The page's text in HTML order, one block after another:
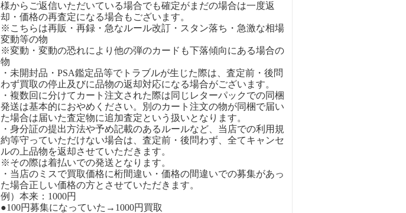
様からご返信いただいている場合でも確定がまだの場合は一度返
却・価格の再査定になる場合もございます。
※こちらは再販・再録・急なルール改訂・スタン落ち・急激な相場
変動等の物
※変動・変動の恐れにより他の弾のカードも下落傾向にある場合の
物
・未開封品・PSA鑑定品等でトラブルが生じた際は、査定前・後問
わず買取の停止及びに品物の返却対応になる場合がございます。
・複数回に分けてカート注文された際は同じレターパックでの同梱
発送は基本的におやめください。別のカート注文の物が同梱で届い
た場合は届いた査定物に追加査定という扱いとなります。
・身分証の提出方法や予め記載のあるルールなど、当店での利用規
約等守っていただけない場合は、査定前・後問わず、全てキャンセ
ルの上品物を返却させていただきます。
※その際は着払いでの発送となります。
・当店のミスで買取価格に桁間違い・価格の間違いでの募集があっ
た場合正しい価格の方とさせていただきます。
例）本来：1000円
●100円募集になっていた→1000円買取